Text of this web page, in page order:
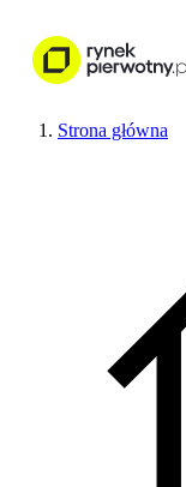
Strona główna